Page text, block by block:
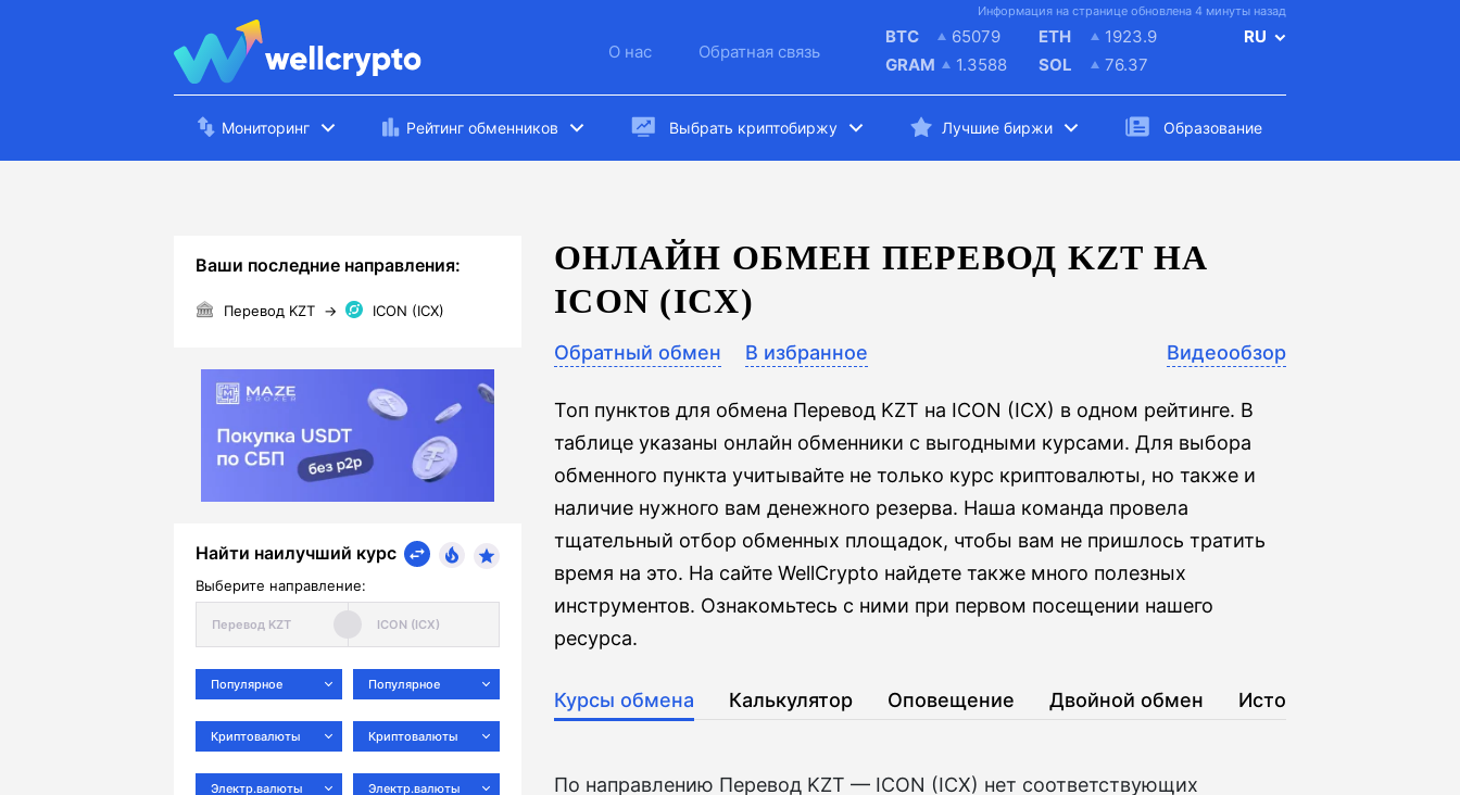
Информация на странице обновлена 4 минуты назад
О нас Обратная связь
BTC
65079
GRAM
1.3588
ETH
1923.9
SOL
76.37
RU
Мониторинг Рейтинг обменников Выбрать криптобиржу Лучшие биржи Образование
Ваши последние направления:
Перевод KZT → ICON (ICX)
Найти наилучший курс
Выберите направление:
Популярное
Криптовалюты
Электр.валюты
Популярное
Криптовалюты
Электр.валюты
ОНЛАЙН ОБМЕН ПЕРЕВОД KZT НА
ICON (ICX)
Обратный обмен В избранное Видеообзор
Топ пунктов для обмена Перевод KZT на ICON (ICX) в одном рейтинге. В
таблице указаны онлайн обменники с выгодными курсами. Для выбора
обменного пункта учитывайте не только курс криптовалюты, но также и
наличие нужного вам денежного резерва. Наша команда провела
тщательный отбор обменных площадок, чтобы вам не пришлось тратить
время на это. На сайте WellCrypto найдете также много полезных
инструментов. Ознакомьтесь с ними при первом посещении нашего
ресурса.
Курсы обмена Калькулятор Оповещение Двойной обмен История
По направлению Перевод KZT — ICON (ICX) нет соответствующих